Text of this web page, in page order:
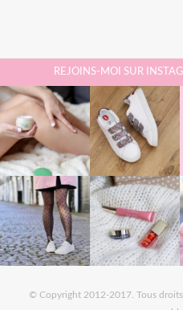
REJOINS-MOI SUR
© Copyright 2012-2017. Tous